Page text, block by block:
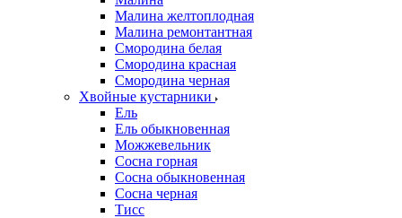
Малина желтоплодная
Малина ремонтантная
Смородина белая
Смородина красная
Смородина черная
Хвойные кустарники
Ель
Ель обыкновенная
Можжевельник
Сосна горная
Сосна обыкновенная
Сосна черная
Тисс